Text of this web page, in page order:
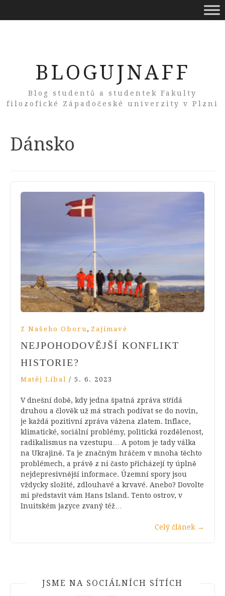
BLOGUJNAFF
Blog studentů a studentek Fakulty
filozofické Západočeské univerzity v Plzni
Tag:
Dánsko
Z Našeho Oboru , Zajímavé
NEJPOHODOVĚJŠÍ KONFLIKT
HISTORIE?
Matěj Líbal / 5. 6. 2023
V dnešní době, kdy jedna špatná zpráva střídá
druhou a člověk už má strach podívat se do novin,
je každá pozitivní zpráva vážena zlatem. Inflace,
klimatické, sociální problémy, politická rozdělenost,
radikalismus na vzestupu… A potom je tady válka
na Ukrajině. Ta je značným hráčem v mnoha těchto
problémech, a právě z ní často přicházejí ty úplně
nejdepresivnější informace. Územní spory jsou
vždycky složité, zdlouhavé a krvavé. Anebo? Dovolte
mi představit vám Hans Island. Tento ostrov, v
Inuitském jazyce zvaný též…
Celý článek →
JSME NA SOCIÁLNÍCH SÍTÍCH